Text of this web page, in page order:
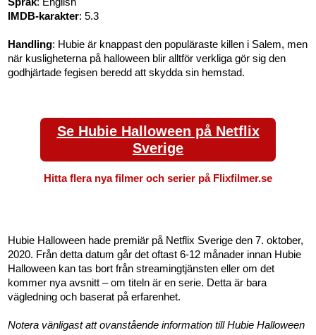
IMDB-karakter: 5.3
Handling: Hubie är knappast den populäraste killen i Salem, men
när kusligheterna på halloween blir alltför verkliga gör sig den
godhjärtade fegisen beredd att skydda sin hemstad.
Se Hubie Halloween på Netflix
Sverige
Hitta flera nya filmer och serier på Flixfilmer.se
Hubie Halloween hade premiär på Netflix Sverige den 7. oktober,
2020. Från detta datum går det oftast 6-12 månader innan Hubie
Halloween kan tas bort från streamingtjänsten eller om det
kommer nya avsnitt – om titeln är en serie. Detta är bara
vägledning och baserat på erfarenhet.
Notera vänligast att ovanstående information till Hubie Halloween